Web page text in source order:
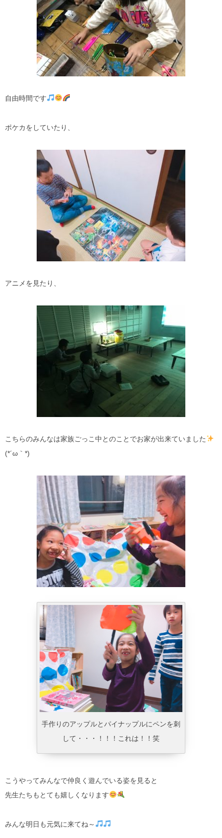
自由時間です
ポケカをしていたり、
アニメを見たり、
こちらのみんなは家族ごっこ中とのことでお家が出来ていました
(*´ω｀*)
手作りのアップルとパイナップルにペンを刺
して・・・！！！これは！！笑
こうやってみんなで仲良く遊んでいる姿を見ると
先生たちもとても嬉しくなります
みんな明日も元気に来てね～